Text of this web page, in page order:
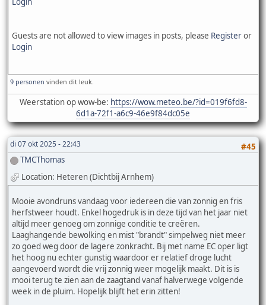
Guests are not allowed to view images in posts, please Registeror
Login
9 personen vinden dit leuk.
Weerstation op wow-be: https://wow.meteo.be/?id=019f6fd8-
6d1a-72f1-a6c9-46e9f84dc05e
di 07 okt 2025 - 22:43
#45
TMCThomas
Location: Heteren (Dichtbij Arnhem)
Mooie avondruns vandaag voor iedereen die van zonnig en fris
herfstweer houdt. Enkel hogedruk is in deze tijd van het jaar niet
altijd meer genoeg om zonnige conditie te creëren.
Laaghangende bewolking en mist "brandt" simpelweg niet meer
zo goed weg door de lagere zonkracht. Bij met name EC oper ligt
het hoog nu echter gunstig waardoor er relatief droge lucht
aangevoerd wordt die vrij zonnig weer mogelijk maakt. Dit is is
mooi terug te zien aan de zaagtand vanaf halverwege volgende
week in de pluim. Hopelijk blijft het erin zitten!